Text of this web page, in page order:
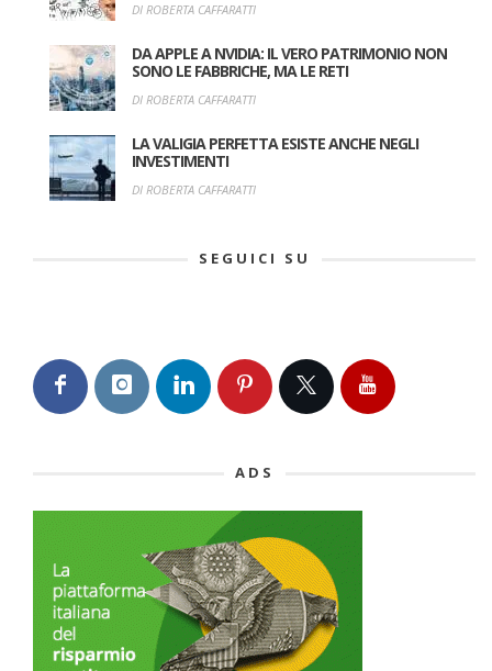
DI ROBERTA CAFFARATTI
DA APPLE A NVIDIA: IL VERO PATRIMONIO NON
SONO LE FABBRICHE, MA LE RETI
DI ROBERTA CAFFARATTI
LA VALIGIA PERFETTA ESISTE ANCHE NEGLI
INVESTIMENTI
DI ROBERTA CAFFARATTI
SEGUICI SU
ADS